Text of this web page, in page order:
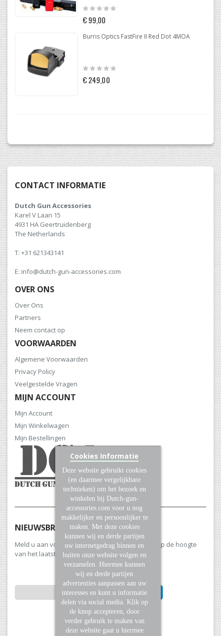
Rating:
0%
€ 99,00
Burris Optics FastFire II Red Dot 4MOA
Rating:
0%
€ 249,00
CONTACT INFORMATIE
Dutch Gun Accessories
Karel V Laan 15
4931 HA Geertruidenberg
The Netherlands
T: +31 621343141
E: info@dutch-gun-accessories.com
OVER ONS
Over Ons
Partners
Neem contact op
VOORWAARDEN
Algemene Voorwaarden
Privacy Policy
Veelgestelde Vragen
MIJN ACCOUNT
Mijn Account
Mijn Winkelwagen
Mijn Bestellingen
NIEUWSBRIEF
Meld u aan voor onze nieuwsbrief en blijf altijd op de hoogte
van het laatste nieuws en aanbiedingen.
INSCHRIJVEN
Cookies Informatie
Deze website gebruikt cookies
(en daarmee vergelijkbare
technieken) om het bezoek en
winkelen bij Dutch-gun-
accessories.com voor u nog
makkelijker en persoonlijker te
maken. Met deze cookies
kunnen wij en derde partijen
uw internetgedrag binnen en
buiten onze website volgen en
verzamelen. Hiermee kunnen
wij en derde partijen
advertenties aanpassen aan uw
interesses en kunt u informatie
delen via social media. Klik op
de knop accepteren, door
verder gebruik te maken van
deze website gaat u hiermee